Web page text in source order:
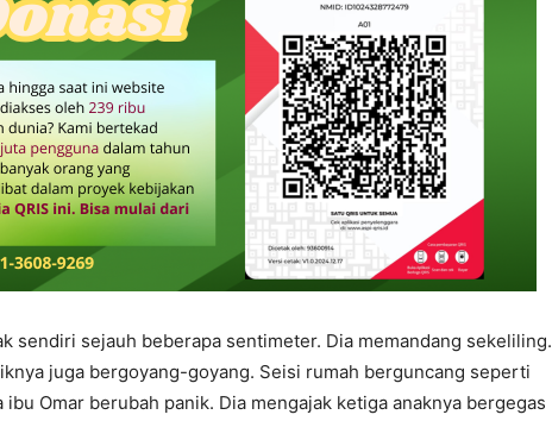
sendiri sejauh beberapa sentimeter. Dia memandang sekeliling.
juga bergoyang-goyang. Seisi rumah berguncang seperti
Omar berubah panik. Dia mengajak ketiga anaknya bergegas